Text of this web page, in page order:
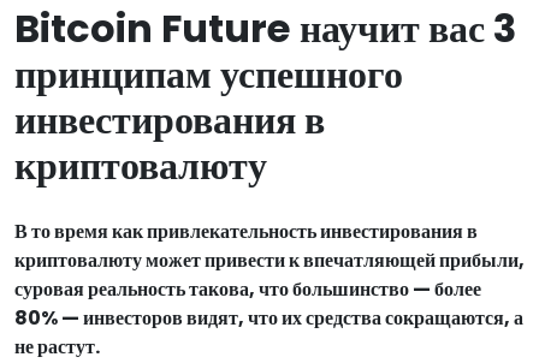
Bitcoin Future научит вас 3
принципам успешного
инвестирования в
криптовалюту
В то время как привлекательность инвестирования в
криптовалюту может привести к впечатляющей прибыли,
суровая реальность такова, что большинство — более
80% — инвесторов видят, что их средства сокращаются, а
не растут.